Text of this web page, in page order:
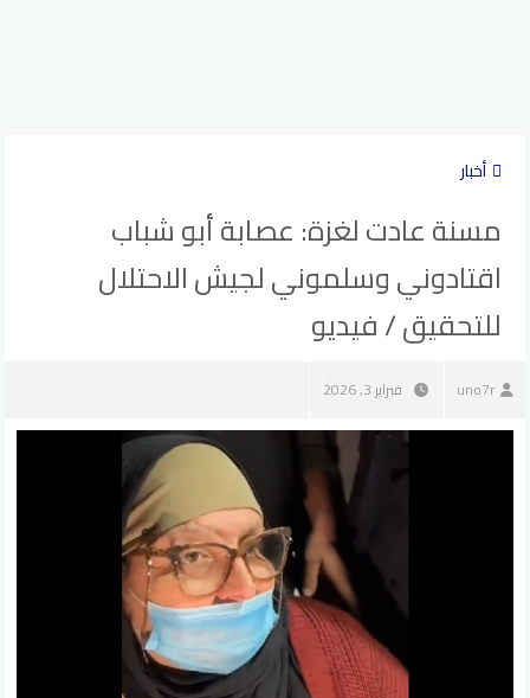
أخبار
مسنة عادت لغزة: عصابة أبو شباب
اقتادوني وسلموني لجيش الاحتلال
للتحقيق / فيديو
uno7r فبراير 3, 2026